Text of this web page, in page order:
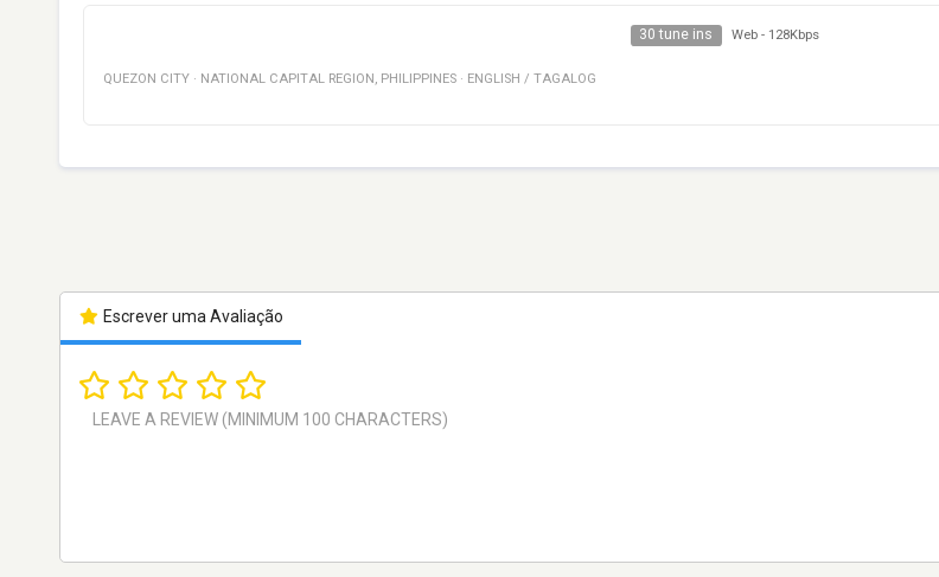
30 tune ins Web - 128Kbps
QUEZON CITY · NATIONAL CAPITAL REGION , PHILIPPINES · ENGLISH / TAGALOG
Escrever uma Avaliação